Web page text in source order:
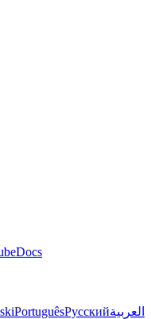
Docs
PortuguêsРусскийالعربية